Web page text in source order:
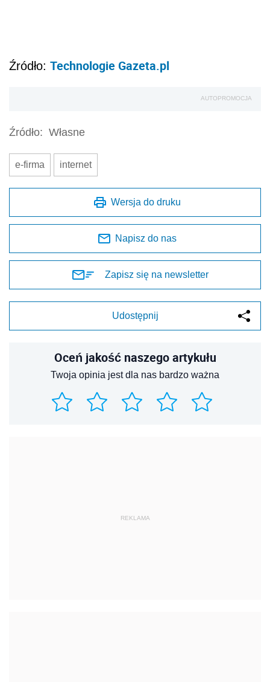
Źródło: Technologie Gazeta.pl
AUTOPROMOCJA
Źródło: Własne
e-firma internet
Wersja do druku
Napisz do nas
Zapisz się na newsletter
Udostępnij
Oceń jakość naszego artykułu
Twoja opinia jest dla nas bardzo ważna
REKLAMA